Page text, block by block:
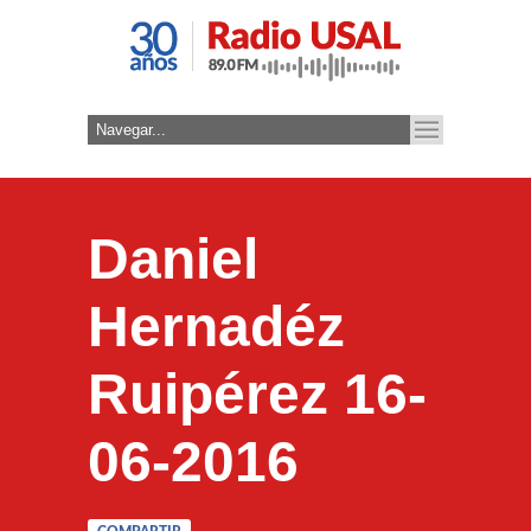
Daniel
Hernadéz
Ruipérez 16-
06-2016